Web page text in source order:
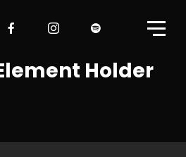
Holder